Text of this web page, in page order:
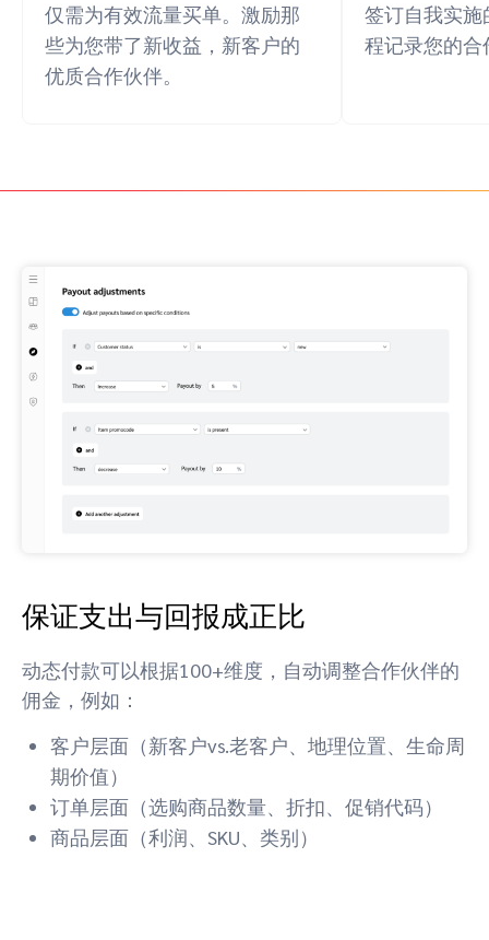
仅需为有效流量买单。激励那
些为您带了新收益，新客户的
优质合作伙伴。
签订自我实
程记录您的
保证支出与回报成正比
动态付款可以根据100+维度，自动调整合作伙伴的
佣金，例如：
客户层面（新客户vs.老客户、地理位置、生命周
期价值）
订单层面（选购商品数量、折扣、促销代码）
商品层面（利润、SKU、类别）